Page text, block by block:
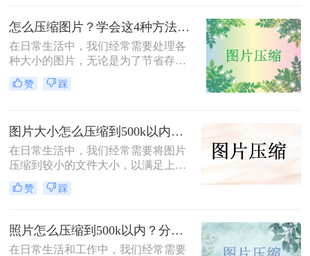
费压缩是一项不可或缺的技能。本文
将介绍两种简单易用的图片压缩方
法。
怎么压缩图片？学会这4种方法可以轻松压缩大小!
在日常生活中，我们经常需要处理各
种大小的图片，无论是为了节省存储
空间，还是为了加快网页加载速度，
压缩图片都是一个非常实用的技能。
赞 踩
图片大小怎么压缩到500k以内？分享四种常用压缩方法！
在日常生活中，我们经常需要将图片
压缩到较小的文件大小，以满足上
传、发送或存储的需求那么图片大小
怎么压缩到500k以内呢？本文将介绍
法。
赞 踩
照片怎么压缩到500k以内？分享三种实用方法！
在日常生活和工作中，我们经常需要